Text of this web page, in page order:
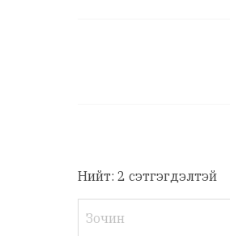
Нийт: 2 сэтгэгдэлтэй